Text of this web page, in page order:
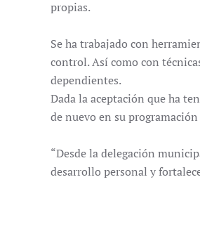
propias.
Se ha trabajado con
control. Así como con
dependientes.
Dada la aceptación que ha
de nuevo en su
“Desde la delegación
desarrollo personal y